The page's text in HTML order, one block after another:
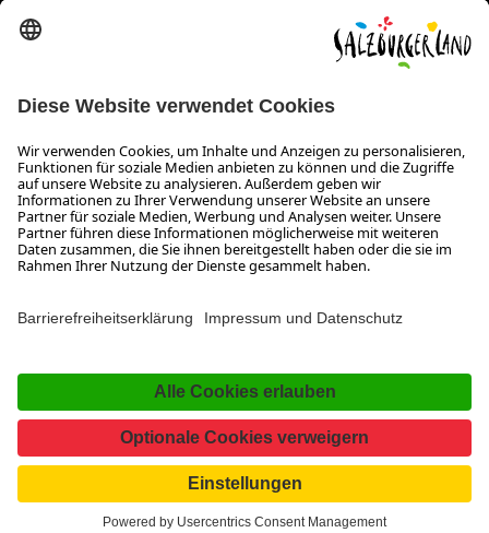
Infos zum Urlaub im SalzburgerLand
Veranstaltungen im SalzburgerLand
Aktuelle Urlaubsangebote
Newsroom
Presse